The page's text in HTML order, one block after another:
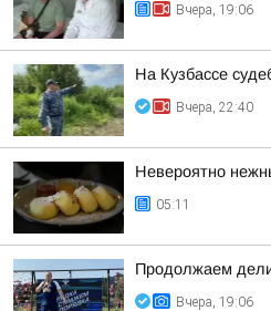
Вчера, 19:06
На Кузбассе
Вчера, 22:40
Невероятно
05:11
Продолжаем
Вчера, 19:06